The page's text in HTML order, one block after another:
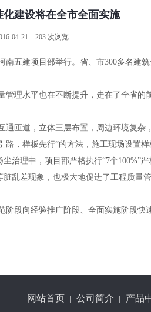
化建设将在全市全面实施
04-21 203 次浏览
南五建项目部举行。省、市300多名建
理水平也在不断提升，走在了全省
通匝道，立体三层布置，周边环境复
，样板先行”的方法，施工现场设置
治理中，项目部严格执行“7个100%”
乱差现象，也极大地促进了工程质量
段向经验推广阶段、全面实施阶段快
网站首页 公司简介 产品